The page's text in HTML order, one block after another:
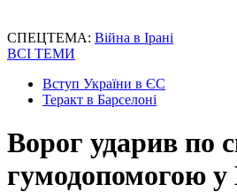
СПЕЦТЕМА: Війна в Ірані
ВСІ ТЕМИ
Вступ України в ЄС
Теракт в Барселоні
Ворог ударив по
гумодопомогою у